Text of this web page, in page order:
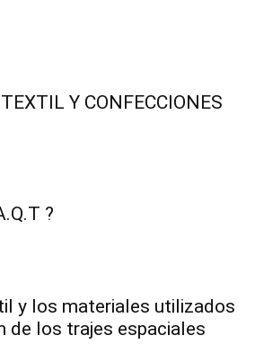
Y CONFECCIONES
?
y los materiales utilizados
de los trajes espaciales